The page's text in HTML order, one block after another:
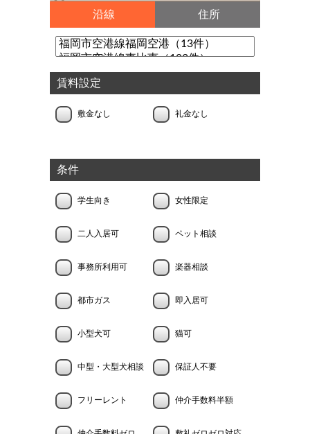
沿線 住所
賃料設定
敷金なし 礼金なし
条件
学生向き 女性限定
二人入居可 ペット相談
事務所利用可 楽器相談
都市ガス 即入居可
小型犬可 猫可
中型・大型犬相談 保証人不要
フリーレント 仲介手数料半額